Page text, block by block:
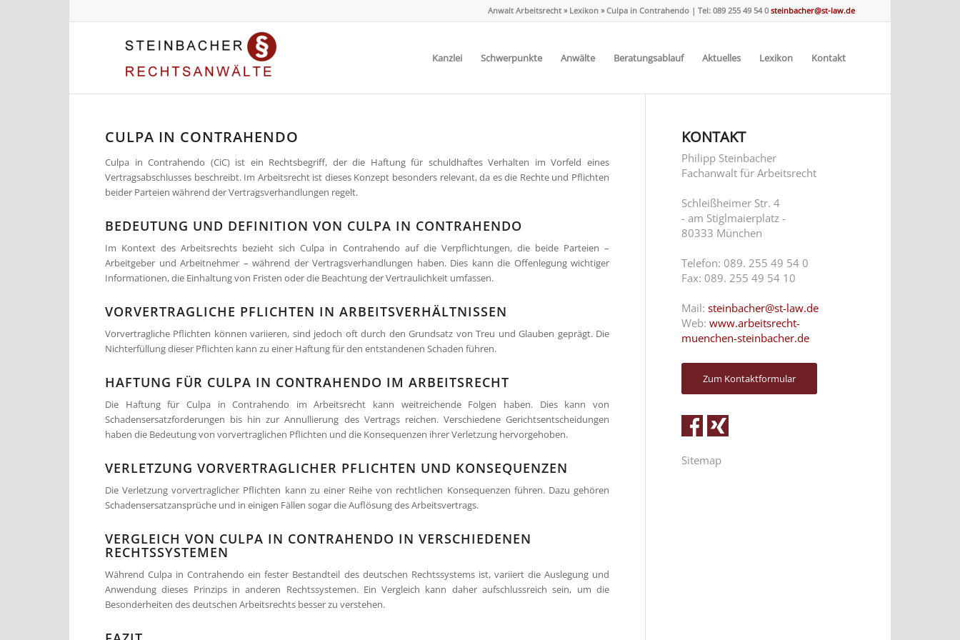
Anwalt Arbeitsrecht » Lexikon »Culpa in Contrahendo | Tel: 089 255 49 54 0 steinbacher@st-law.de
Kanzlei Schwerpunkte Anwälte Beratungsablauf Aktuelles Lexikon Kontakt
CULPA IN CONTRAHENDO
Culpa in Contrahendo (CiC) ist ein Rechtsbegriff, der die Haftung für schuldhaftes Verhalten im Vorfeld eines
Vertragsabschlusses beschreibt. Im Arbeitsrecht ist dieses Konzept besonders relevant, da es die Rechte und Pflichten
beider Parteien während der Vertragsverhandlungen regelt.
BEDEUTUNG UND DEFINITION VON CULPA IN CONTRAHENDO
Im Kontext des Arbeitsrechts bezieht sich Culpa in Contrahendo auf die Verpflichtungen, die beide Parteien –
Arbeitgeber und Arbeitnehmer – während der Vertragsverhandlungen haben. Dies kann die Offenlegung wichtiger
Informationen, die Einhaltung von Fristen oder die Beachtung der Vertraulichkeit umfassen.
VORVERTRAGLICHE PFLICHTEN IN ARBEITSVERHÄLTNISSEN
Vorvertragliche Pflichten können variieren, sind jedoch oft durch den Grundsatz von Treu und Glauben geprägt. Die
Nichterfüllung dieser Pflichten kann zu einer Haftung für den entstandenen Schaden führen.
HAFTUNG FÜR CULPA IN CONTRAHENDO IM ARBEITSRECHT
Die Haftung für Culpa in Contrahendo im Arbeitsrecht kann weitreichende Folgen haben. Dies kann von
Schadensersatzforderungen bis hin zur Annullierung des Vertrags reichen. Verschiedene Gerichtsentscheidungen
haben die Bedeutung von vorvertraglichen Pflichten und die Konsequenzen ihrer Verletzung hervorgehoben.
VERLETZUNG VORVERTRAGLICHER PFLICHTEN UND KONSEQUENZEN
Die Verletzung vorvertraglicher Pflichten kann zu einer Reihe von rechtlichen Konsequenzen führen. Dazu gehören
Schadensersatzansprüche und in einigen Fällen sogar die Auflösung des Arbeitsvertrags.
VERGLEICH VON CULPA IN CONTRAHENDO IN VERSCHIEDENEN
RECHTSSYSTEMEN
Während Culpa in Contrahendo ein fester Bestandteil des deutschen Rechtssystems ist, variiert die Auslegung und
Anwendung dieses Prinzips in anderen Rechtssystemen. Ein Vergleich kann daher aufschlussreich sein, um die
Besonderheiten des deutschen Arbeitsrechts besser zu verstehen.
KONTAKT
Philipp Steinbacher
Fachanwalt für Arbeitsrecht
Schleißheimer Str. 4
- am Stiglmaierplatz -
80333 München
Telefon: 089. 255 49 54 0
Fax: 089. 255 49 54 10
Mail: steinbacher@st-law.de
Web: www.arbeitsrecht-
muenchen-steinbacher.de
Zum Kontaktformular
Sitemap